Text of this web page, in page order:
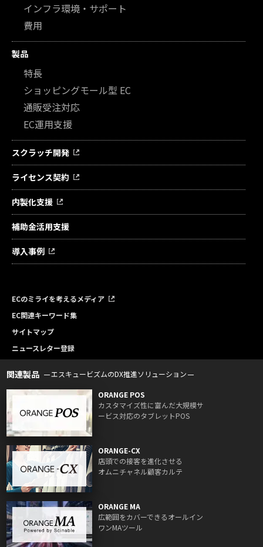
インフラ環境・サポート
費用
製品
特長
ショッピングモール型 EC
通販受注対応
EC運用支援
スクラッチ開発
ライセンス契約
内製化支援
補助金活用支援
導入事例
ECのミライを考えるメディア
EC関連キーワード集
サイトマップ
ニュースレター登録
関連製品 エスキュービズムのDX推進ソリューション
ORANGE POS
カスタマイズ性に富んだ大規模サ
ービス対応のタブレットPOS
ORANGE-CX
店頭での接客を進化させる
オムニチャネル顧客カルテ
ORANGE MA
広範囲をカバーできるオールイン
ワンMAツール